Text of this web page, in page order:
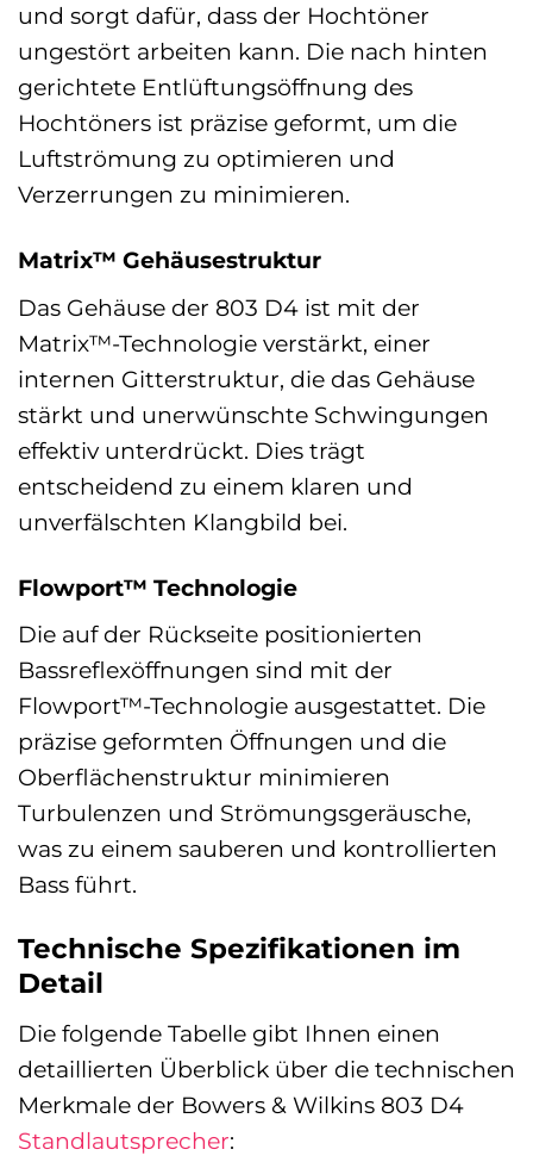
und sorgt dafür, dass der Hochtöner
ungestört arbeiten kann. Die nach hinten
gerichtete Entlüftungsöffnung des
Hochtöners ist präzise geformt, um die
Luftströmung zu optimieren und
Verzerrungen zu minimieren.
Matrix™ Gehäusestruktur
Das Gehäuse der 803 D4 ist mit der
Matrix™-Technologie verstärkt, einer
internen Gitterstruktur, die das Gehäuse
stärkt und unerwünschte Schwingungen
effektiv unterdrückt. Dies trägt
entscheidend zu einem klaren und
unverfälschten Klangbild bei.
Flowport™ Technologie
Die auf der Rückseite positionierten
Bassreflexöffnungen sind mit der
Flowport™-Technologie ausgestattet. Die
präzise geformten Öffnungen und die
Oberflächenstruktur minimieren
Turbulenzen und Strömungsgeräusche,
was zu einem sauberen und kontrollierten
Bass führt.
Technische Spezifikationen im
Detail
Die folgende Tabelle gibt Ihnen einen
detaillierten Überblick über die technischen
Merkmale der Bowers & Wilkins 803 D4
Standlautsprecher: